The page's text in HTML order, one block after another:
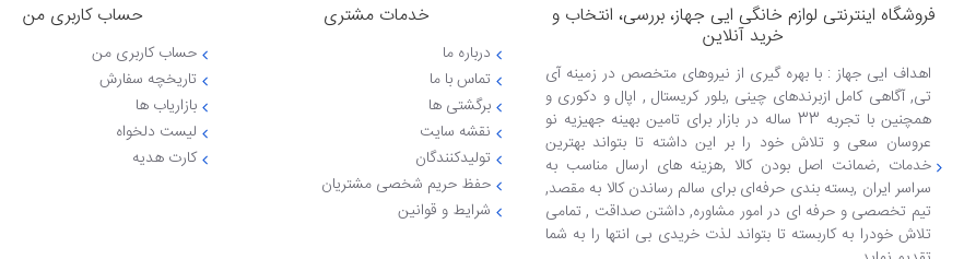
فروشگاه اینترنتی لوازم خانگی ایی جهاز، بررسی، انتخاب و
خرید آنلاین
اهداف ایی جهاز : با بهره گیری از نیروهای متخصص در زمینه آی
تی, آگاهی کامل ازبرندهای چینی ,بلور کریستال , اپال و دکوری و
همچنین با تجربه 33 ساله در بازار برای تامین بهینه جهیزیه نو
عروسان سعی و تلاش خود را بر این داشته تا بتواند بهترین
خدمات ,ضمانت اصل بودن کالا ,هزینه های ارسال مناسب به
سراسر ایران ,بسته بندی حرفه‌ای برای سالم رساندن کالا به مقصد,
تیم تخصصی و حرفه ای در امور مشاوره, داشتن صداقت , تمامی
تلاش خودرا به کاربسته تا بتواند لذت خریدی بی انتها را به شما
خدمات مشتری
درباره ما
تماس با ما
برگشتی ها
نقشه سایت
تولیدکنندگان
حفظ حریم شخصی مشتریان
شرایط و قوانین
حساب کاربری من
حساب کاربری من
تاریخچه سفارش
بازاریاب ها
لیست دلخواه
کارت هدیه